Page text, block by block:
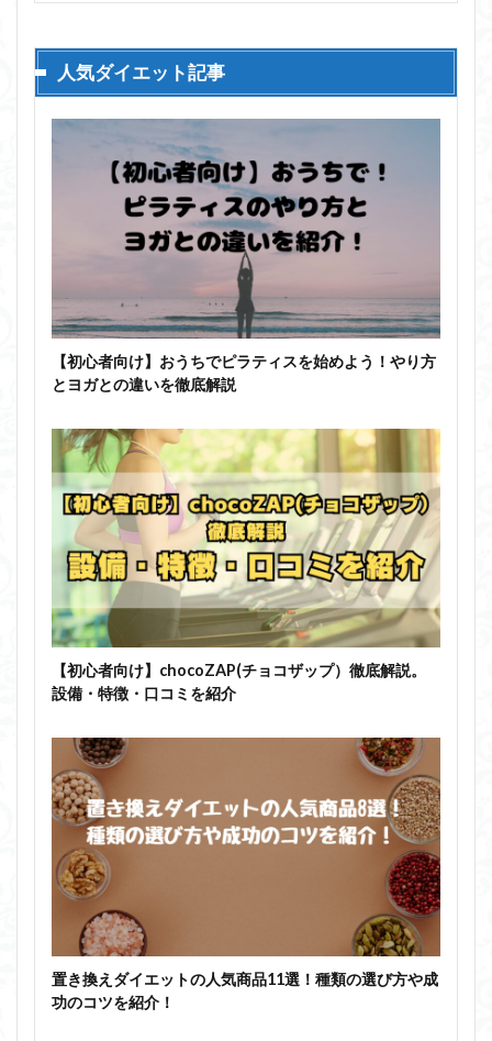
人気ダイエット記事
【初心者向け】おうちでピラティスを始めよう！やり方
とヨガとの違いを徹底解説
【初心者向け】chocoZAP(チョコザップ）徹底解説。
設備・特徴・口コミを紹介
置き換えダイエットの人気商品11選！種類の選び方や成
功のコツを紹介！